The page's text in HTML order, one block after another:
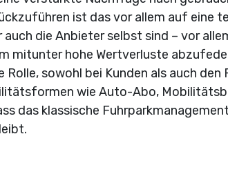
ist das vor allem auf eine
die Anbieter selbst sind – vor
mitunter hohe Wertverluste
sowohl bei Kunden als auch den
wie Auto-Abo,
das klassische